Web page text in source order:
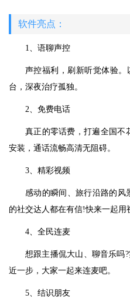
软件亮点：
1、语聊声控
声控福利，刷新听觉体验
台，深夜治疗孤独。
2、免费电话
真正的零话费，打遍全国不
安装，通话流畅高清无阻碍。
3、精彩视频
感动的瞬间、旅行沿路的风
的社交达人都在有信!快来一起用
4、全民连麦
想跟主播侃大山、聊音乐吗
近一步，大家一起来连麦吧。
5、结识朋友